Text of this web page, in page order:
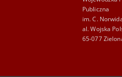
Publiczna
im. C.
al. Wojska
65-077